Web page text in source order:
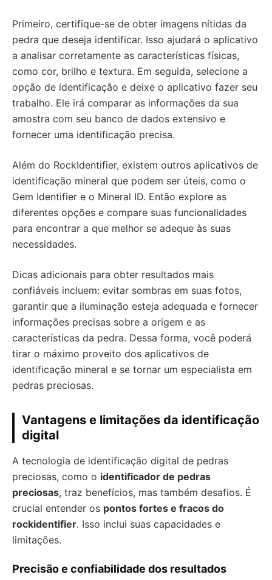
Primeiro, certifique-se de obter imagens nítidas da
pedra que deseja identificar. Isso ajudará o aplicativo
a analisar corretamente as características físicas,
como cor, brilho e textura. Em seguida, selecione a
opção de identificação e deixe o aplicativo fazer seu
trabalho. Ele irá comparar as informações da sua
amostra com seu banco de dados extensivo e
fornecer uma identificação precisa.
Além do RockIdentifier, existem outros aplicativos de
identificação mineral que podem ser úteis, como o
Gem Identifier e o Mineral ID. Então explore as
diferentes opções e compare suas funcionalidades
para encontrar a que melhor se adeque às suas
necessidades.
Dicas adicionais para obter resultados mais
confiáveis incluem: evitar sombras em suas fotos,
garantir que a iluminação esteja adequada e fornecer
informações precisas sobre a origem e as
características da pedra. Dessa forma, você poderá
tirar o máximo proveito dos aplicativos de
identificação mineral e se tornar um especialista em
pedras preciosas.
Vantagens e limitações da identificação
digital
A tecnologia de identificação digital de pedras
preciosas, como o identificador de pedras
preciosas, traz benefícios, mas também desafios. É
crucial entender os pontos fortes e fracos do
rockidentifier. Isso inclui suas capacidades e
limitações.
Precisão e confiabilidade dos resultados